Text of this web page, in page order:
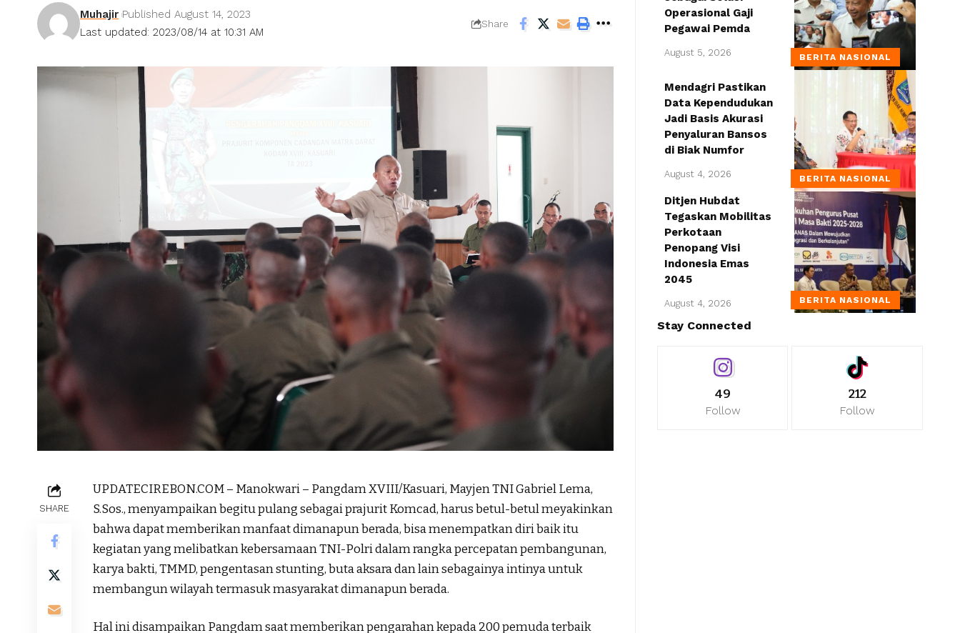
Last updated: 2023/08/14 at 10:31 AM
Muhajir Published August 14, 2023
Share
SHARE
UPDATECIREBON.COM – Manokwari – Pangdam XVIII/Kasuari, Mayjen TNI Gabriel Lema,
S.Sos., menyampaikan begitu pulang sebagai prajurit Komcad, harus betul-betul meyakinkan
bahwa dapat memberikan manfaat dimanapun berada, bisa menempatkan diri baik itu
kegiatan yang melibatkan kebersamaan TNI-Polri dalam rangka percepatan pembangunan,
karya bakti, TMMD, pengentasan stunting, buta aksara dan lain sebagainya intinya untuk
membangun wilayah termasuk masyarakat dimanapun berada.
Hal ini disampaikan Pangdam saat memberikan pengarahan kepada 200 pemuda terbaik
BERITA NASIONAL
Operasional Gaji
Pegawai Pemda
August 5, 2026
BERITA NASIONAL
Mendagri Pastikan
Data Kependudukan
Jadi Basis Akurasi
Penyaluran Bansos
di Biak Numfor
August 4, 2026
BERITA NASIONAL
Ditjen Hubdat
Tegaskan Mobilitas
Perkotaan
Penopang Visi
Indonesia Emas
2045
August 4, 2026
Stay Connected
49
Follow
212
Follow